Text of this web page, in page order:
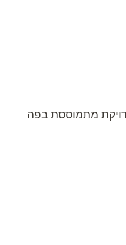
מתמוססת בפה